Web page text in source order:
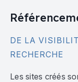
DE LA
RECHERCHE
Les sites créés